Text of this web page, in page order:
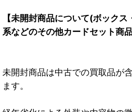
【未開封商品について(ボック
系などのその他カードセット商品
未開封商品は中古での買取品が
ます。